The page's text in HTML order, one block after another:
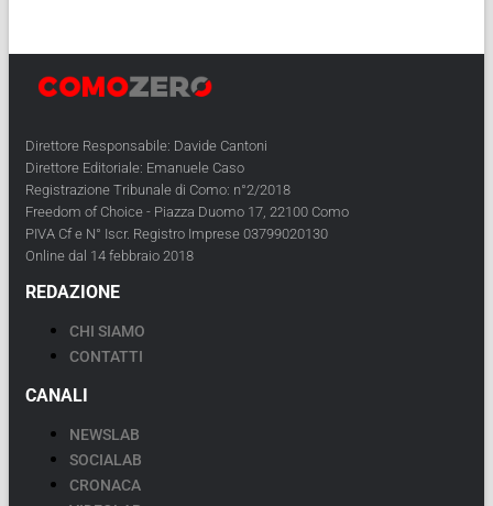
Direttore Responsabile: Davide Cantoni
Direttore Editoriale: Emanuele Caso
Registrazione Tribunale di Como: n°2/2018
Freedom of Choice - Piazza Duomo 17, 22100 Como
PIVA Cf e N° Iscr. Registro Imprese 03799020130
Online dal 14 febbraio 2018
REDAZIONE
CHI SIAMO
CONTATTI
CANALI
NEWSLAB
SOCIALAB
CRONACA